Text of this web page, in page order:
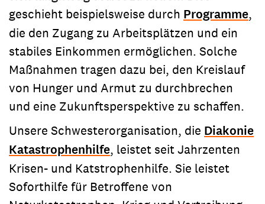
geschieht beispielsweise durch Programme,
die den Zugang zu Arbeitsplätzen und ein
stabiles Einkommen ermöglichen. Solche
Maßnahmen tragen dazu bei, den Kreislauf
von Hunger und Armut zu durchbrechen
und eine Zukunftsperspektive zu schaffen.
Unsere Schwesterorganisation, die Diakonie
Katastrophenhilfe, leistet seit Jahrzenten
Krisen- und Katstrophenhilfe. Sie leistet
Soforthilfe für Betroffene von